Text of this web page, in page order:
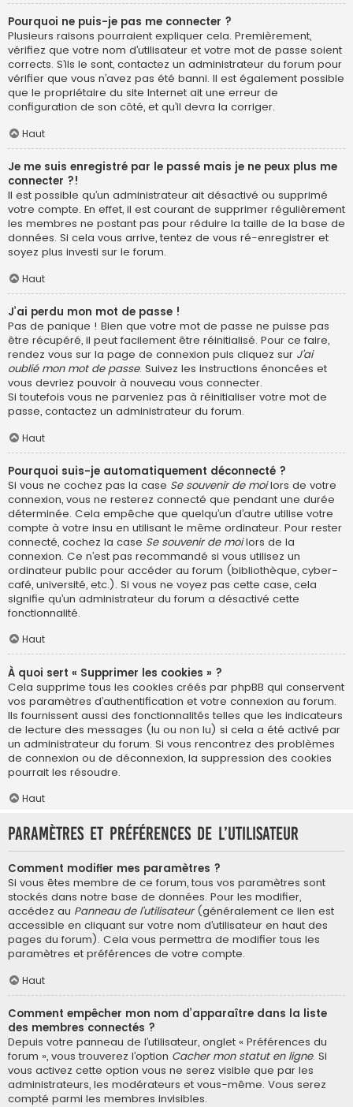
Pourquoi ne puis-je pas me connecter ?
Plusieurs raisons pourraient expliquer cela. Premièrement,
vérifiez que votre nom d’utilisateur et votre mot de passe soient
corrects. S’ils le sont, contactez un administrateur du forum pour
vérifier que vous n’avez pas été banni. Il est également possible
que le propriétaire du site Internet ait une erreur de
configuration de son côté, et qu’il devra la corriger.
Haut
Je me suis enregistré par le passé mais je ne peux plus me
connecter ?!
Il est possible qu’un administrateur ait désactivé ou supprimé
votre compte. En effet, il est courant de supprimer régulièrement
les membres ne postant pas pour réduire la taille de la base de
données. Si cela vous arrive, tentez de vous ré-enregistrer et
soyez plus investi sur le forum.
Haut
J’ai perdu mon mot de passe !
Pas de panique ! Bien que votre mot de passe ne puisse pas
être récupéré, il peut facilement être réinitialisé. Pour ce faire,
rendez vous sur la page de connexion puis cliquez sur J’ai
oublié mon mot de passe. Suivez les instructions énoncées et
vous devriez pouvoir à nouveau vous connecter.
Si toutefois vous ne parveniez pas à réinitialiser votre mot de
passe, contactez un administrateur du forum.
Haut
Pourquoi suis-je automatiquement déconnecté ?
Si vous ne cochez pas la case Se souvenir de moilors de votre
connexion, vous ne resterez connecté que pendant une durée
déterminée. Cela empêche que quelqu’un d’autre utilise votre
compte à votre insu en utilisant le même ordinateur. Pour rester
connecté, cochez la case Se souvenir de moilors de la
connexion. Ce n’est pas recommandé si vous utilisez un
ordinateur public pour accéder au forum (bibliothèque, cyber-
café, université, etc.). Si vous ne voyez pas cette case, cela
signifie qu’un administrateur du forum a désactivé cette
fonctionnalité.
Haut
À quoi sert « Supprimer les cookies » ?
Cela supprime tous les cookies créés par phpBB qui conservent
vos paramètres d’authentification et votre connexion au forum.
Ils fournissent aussi des fonctionnalités telles que les indicateurs
de lecture des messages (lu ou non lu) si cela a été activé par
un administrateur du forum. Si vous rencontrez des problèmes
de connexion ou de déconnexion, la suppression des cookies
pourrait les résoudre.
Haut
Paramètres et préférences de l’utilisateur
Comment modifier mes paramètres ?
Si vous êtes membre de ce forum, tous vos paramètres sont
stockés dans notre base de données. Pour les modifier,
accédez au Panneau de l’utilisateur(généralement ce lien est
accessible en cliquant sur votre nom d’utilisateur en haut des
pages du forum). Cela vous permettra de modifier tous les
paramètres et préférences de votre compte.
Haut
Comment empêcher mon nom d’apparaître dans la liste
des membres connectés ?
Depuis votre panneau de l’utilisateur, onglet « Préférences du
forum », vous trouverez l’option Cacher mon statut en ligne. Si
vous activez cette option vous ne serez visible que par les
administrateurs, les modérateurs et vous-même. Vous serez
compté parmi les membres invisibles.